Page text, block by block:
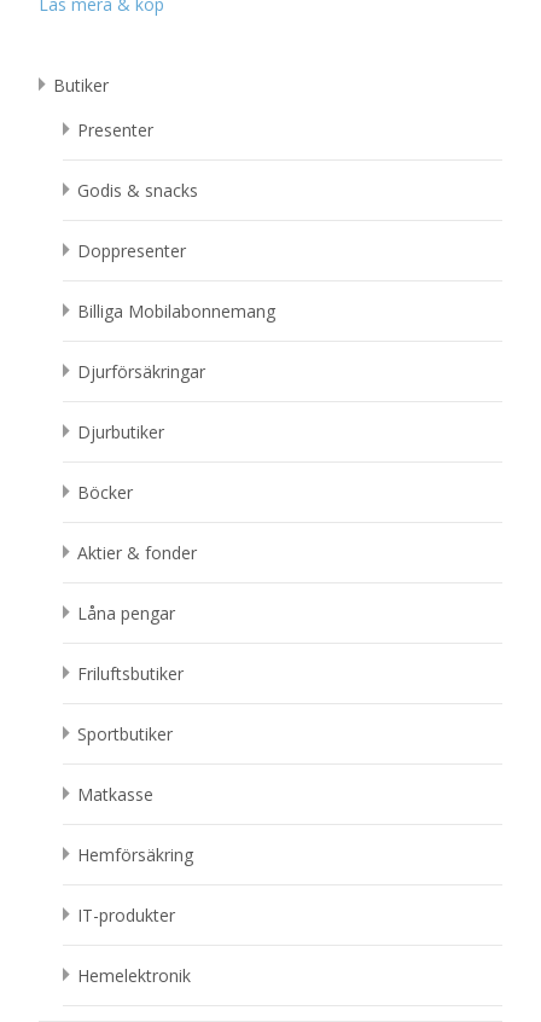
Butiker
Presenter
Godis & snacks
Doppresenter
Billiga Mobilabonnemang
Djurförsäkringar
Djurbutiker
Böcker
Aktier & fonder
Låna pengar
Friluftsbutiker
Sportbutiker
Matkasse
Hemförsäkring
IT-produkter
Hemelektronik